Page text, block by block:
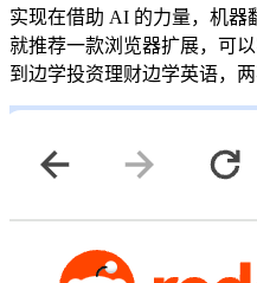
实现在借助 AI 的力量，机器
就推荐一款浏览器扩展，可
到边学投资理财边学英语，两